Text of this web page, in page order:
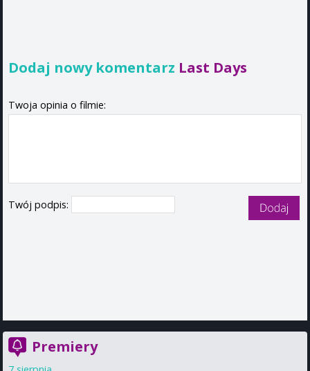
Dodaj nowy komentarz Last Days
Twoja opinia o filmie:
Twój podpis:
Premiery